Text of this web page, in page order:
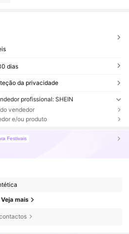
dias
da privacidade
profissional: SHEIN
vendedor
e/ou produto
Festivais
Veja mais